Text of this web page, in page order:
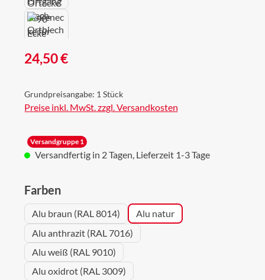
Regulärer Preis:
24,50 €
Grundpreisangabe: 1 Stück
Preise inkl. MwSt. zzgl. Versandkosten
Versandgruppe 1
Versandfertig in 2 Tagen, Lieferzeit 1-3 Tage
Farbenauswählen
Alu braun (RAL 8014)
Alu natur
Alu anthrazit (RAL 7016)
Alu weiß (RAL 9010)
Alu oxidrot (RAL 3009)